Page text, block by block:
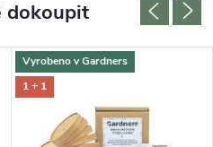
dokoupit
Vyrobeno v Gardners
1 + 1